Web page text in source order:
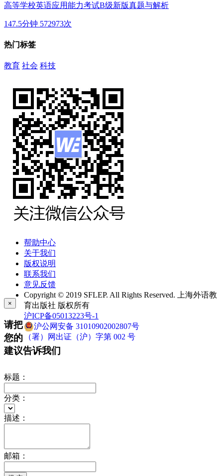
高等学校英语应用能力考试B级新版真题与解析
147.5分钟 572973次
热门标签
教育 社会 科技
帮助中心
关于我们
版权说明
联系我们
意见反馈
Copyright © 2019 SFLEP. All Rights Reserved. 上海外语教
育出版社 版权所有
沪ICP备05013223号-1
沪公网安备 31010902002807号
（署）网出证（沪）字第 002 号
×
请把
您的
建议告诉我们
标题：
分类：
描述：
邮箱：